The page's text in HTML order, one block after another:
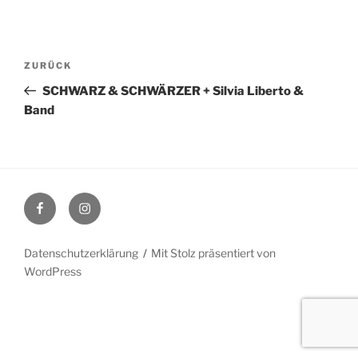
Beitragsnavigation
Vorheriger
Beitrag
ZURÜCK
SCHWARZ & SCHWÄRZER + Silvia Liberto &
Band
FacebookInstagram
Datenschutzerklärung
Mit Stolz präsentiert von
WordPress